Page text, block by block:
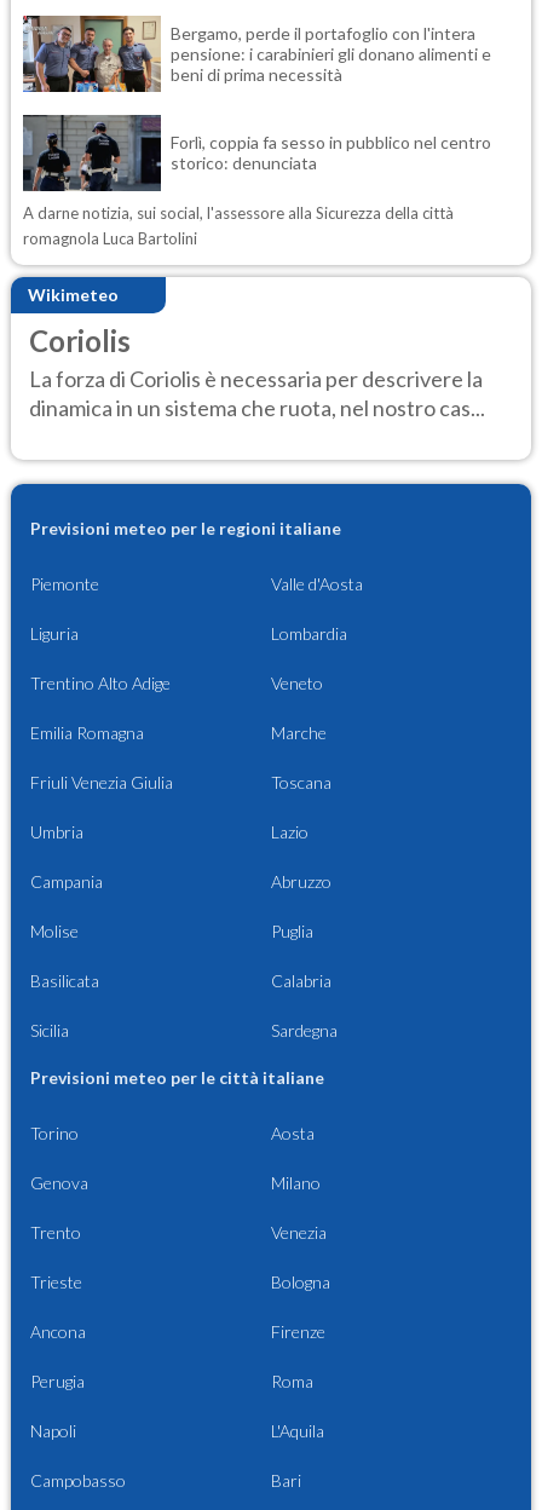
Bergamo, perde il portafoglio con l'intera
pensione: i carabinieri gli donano alimenti e
beni di prima necessità
Forlì, coppia fa sesso in pubblico nel centro
storico: denunciata
A darne notizia, sui social, l'assessore alla Sicurezza della città
romagnola Luca Bartolini
Wikimeteo
Coriolis
La forza di Coriolis è necessaria per descrivere la
dinamica in un sistema che ruota, nel nostro cas...
Previsioni meteo per le regioni italiane
Piemonte Valle d'Aosta
Liguria Lombardia
Trentino Alto Adige Veneto
Emilia Romagna Marche
Friuli Venezia Giulia Toscana
Umbria Lazio
Campania Abruzzo
Molise Puglia
Basilicata Calabria
Sicilia Sardegna
Previsioni meteo per le città italiane
Torino Aosta
Genova Milano
Trento Venezia
Trieste Bologna
Ancona Firenze
Perugia Roma
Napoli L'Aquila
Campobasso Bari